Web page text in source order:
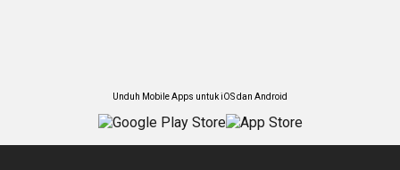
Unduh Mobile Apps untuk iOS dan Android